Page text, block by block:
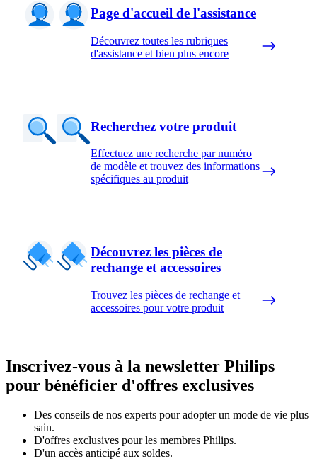
Page d'accueil de l'assistance
Découvrez toutes les rubriques
d'assistance et bien plus encore
Recherchez votre produit
Effectuez une recherche par numéro
de modèle et trouvez des informations
spécifiques au produit
Découvrez les pièces de
rechange et accessoires
Trouvez les pièces de rechange et
accessoires pour votre produit
Inscrivez-vous à la newsletter Philips
pour bénéficier d'offres exclusives
Des conseils de nos experts pour adopter un mode de vie plus
sain.
D'offres exclusives pour les membres Philips.
D'un accès anticipé aux soldes.